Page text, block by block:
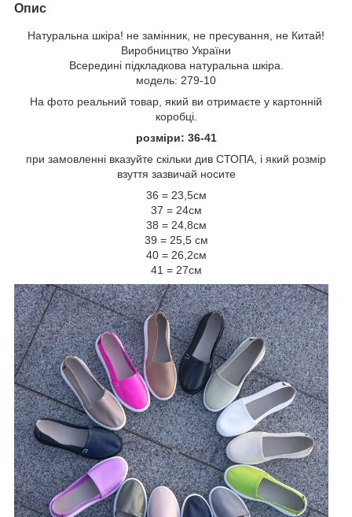
Опис
Натуральна шкіра! не замінник, не пресування, не Китай!
Виробництво України
Всередині підкладкова натуральна шкіра.
модель: 279-10
На фото реальний товар, який ви отримаєте у картонній
коробці.
розміри: 36-41
при замовленні вказуйте скільки див СТОПА, і який розмір
взуття зазвичай носите
36 = 23,5см
37 = 24см
38 = 24,8см
39 = 25,5 см
40 = 26,2см
41 = 27см